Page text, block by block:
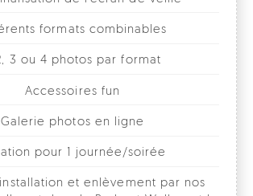
et dans le Brabant Wallon et le
* Autres villes sur devis